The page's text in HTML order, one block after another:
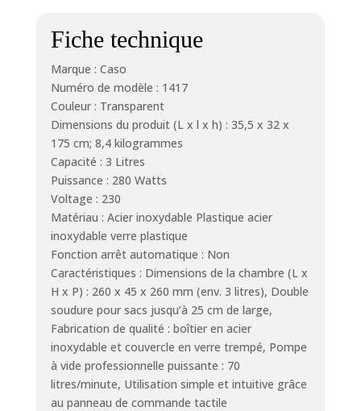
Fiche technique
Marque : Caso
Numéro de modèle : 1417
Couleur : Transparent
Dimensions du produit (L x l x h) : 35,5 x 32 x
175 cm; 8,4 kilogrammes
Capacité : 3 Litres
Puissance : 280 Watts
Voltage : 230
Matériau : Acier inoxydable Plastique acier
inoxydable verre plastique
Fonction arrêt automatique : Non
Caractéristiques : Dimensions de la chambre (L x
H x P) : 260 x 45 x 260 mm (env. 3 litres), Double
soudure pour sacs jusqu’à 25 cm de large,
Fabrication de qualité : boîtier en acier
inoxydable et couvercle en verre trempé, Pompe
à vide professionnelle puissante : 70
litres/minute, Utilisation simple et intuitive grâce
au panneau de commande tactile